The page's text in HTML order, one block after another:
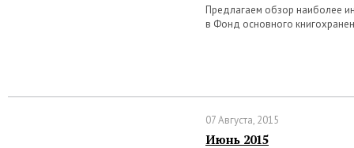
Предлагаем обзор наиболее
в Фонд основного
07 Августа, 2015
Июнь 2015